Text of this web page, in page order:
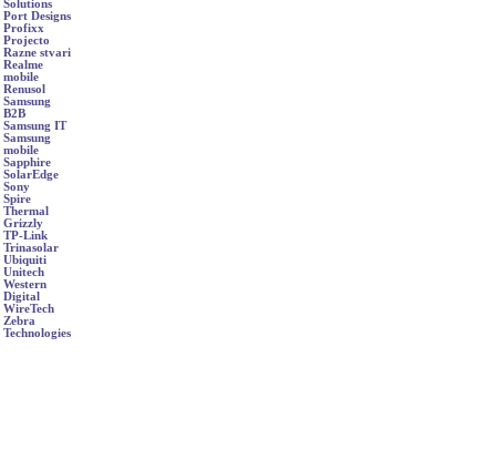
Solutions
Port Designs
Profixx
Projecto
Razne stvari
Realme
mobile
Renusol
Samsung
B2B
Samsung IT
Samsung
mobile
Sapphire
SolarEdge
Sony
Spire
Thermal
Grizzly
TP-Link
Trinasolar
Ubiquiti
Unitech
Western
Digital
WireTech
Zebra
Technologies